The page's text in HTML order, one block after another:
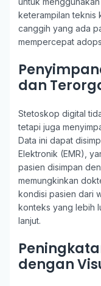
keterampilan teknis
canggih yang ada
mempercepat
dan
Stetoskop digital
tetapi juga
Data ini dapat
Elektronik (EMR),
pasien disimpan
memungkinkan
kondisi pasien dari
konteks yang lebih
lanjut.
dengan